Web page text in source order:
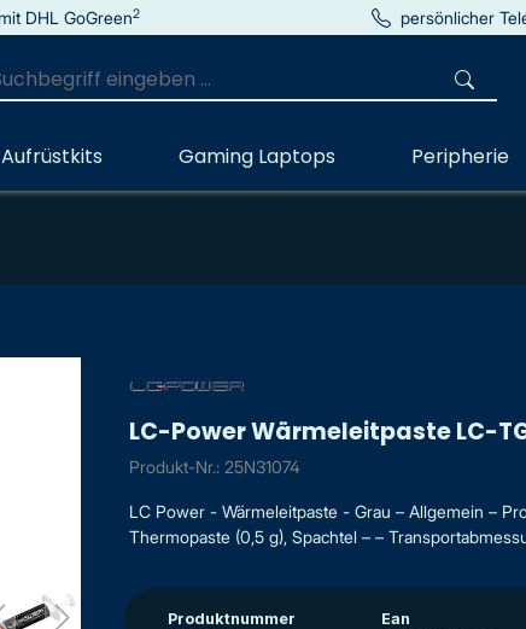
DHL GoGreen2 persönlicher
Gaming Laptops Peripherie
LC-Power Wärmeleitpaste LC-
Produkt-Nr.: 25N31074
LC Power - Wärmeleitpaste - Grau – Allgemein –
Thermopaste (0,5 g), Spachtel – –
Produktnummer
Ean